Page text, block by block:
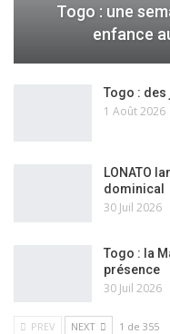
Togo : une
enfance
Togo :
1 Août 2026
LONATO
dominical
30 Juil 2026
Togo : la
présence
30 Juil 2026
PREV NEXT 1 de 355